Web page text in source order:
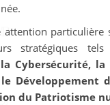
particulière
stratégiques
Cybersécurité, la
Développement
du Patriotisme